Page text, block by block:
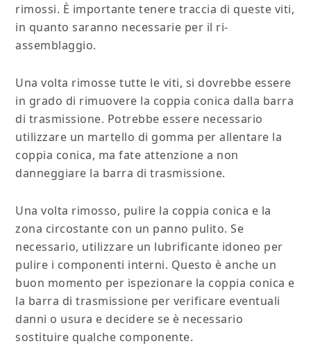
rimossi. È importante tenere traccia di queste viti,
in quanto saranno necessarie per il ri-
assemblaggio.
Una volta rimosse tutte le viti, si dovrebbe essere
in grado di rimuovere la coppia conica dalla barra
di trasmissione. Potrebbe essere necessario
utilizzare un martello di gomma per allentare la
coppia conica, ma fate attenzione a non
danneggiare la barra di trasmissione.
Una volta rimosso, pulire la coppia conica e la
zona circostante con un panno pulito. Se
necessario, utilizzare un lubrificante idoneo per
pulire i componenti interni. Questo è anche un
buon momento per ispezionare la coppia conica e
la barra di trasmissione per verificare eventuali
danni o usura e decidere se è necessario
sostituire qualche componente.